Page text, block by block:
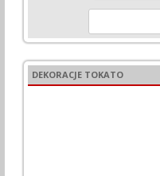
DEKORACJE TOKATO